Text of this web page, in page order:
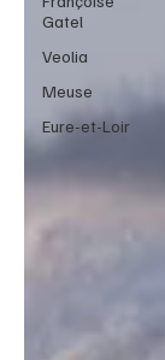
Gatel
Veolia
Meuse
Eure-et-Loir